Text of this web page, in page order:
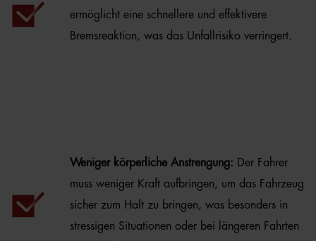
ermöglicht eine schnellere und effektivere
Bremsreaktion, was das Unfallrisiko verringert.
Weniger körperliche Anstrengung: Der Fahrer
muss weniger Kraft aufbringen, um das Fahrzeug
sicher zum Halt zu bringen, was besonders in
stressigen Situationen oder bei längeren Fahrten